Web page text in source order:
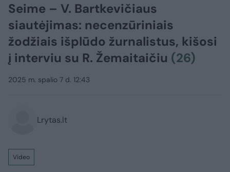
Seime – V. Bartkevičiaus
siautėjimas: necenzūriniais
žodžiais išplūdo žurnalistus, kišosi
į interviu su R. Žemaitaičiu (26)
2025 m. spalio 7 d. 12:43
Lrytas.lt
Video